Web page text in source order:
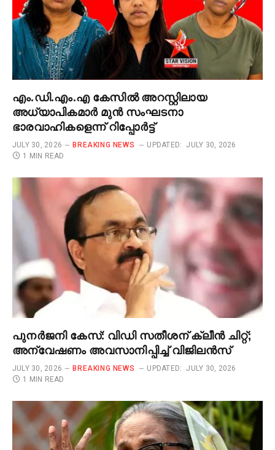
എം.ഡി.എം.എ കേസിൽ അറസ്റ്റിലായ
അധ്യാപികമാർ മുൻ സംഘടനാ
ഭാരവാഹികളെന്ന് റിപ്പോർട്ട്
JULY 30, 2026 BREAKING NEWS UPDATED: JULY 30, 2026
1 MIN READ
പുനർജനി കേസ്: വിഡി സതീശന് ക്ലീൻ ചിറ്റ്;
അന്വേഷണം അവസാനിപ്പിച്ച് വിജിലൻസ്
JULY 30, 2026 BREAKING NEWS UPDATED: JULY 30, 2026
1 MIN READ